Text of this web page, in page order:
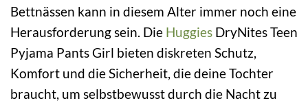
Bettnässen kann in diesem Alter immer noch eine
Herausforderung sein. Die Huggies DryNites Teen
Pyjama Pants Girl bieten diskreten Schutz,
Komfort und die Sicherheit, die deine Tochter
braucht, um selbstbewusst durch die Nacht zu